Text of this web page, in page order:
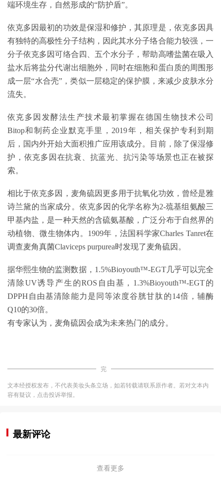
端环境生存，自然形成的“防护盾”。
依克多因最初的功效是保湿和修护，其原理是，依克多因具
有独特的高极性分子结构，因此其水分子络合能力较强，一
分子依克多因可络合四、五个水分子，帮助高嗜盐菌在吸入
盐水后将盐分代谢出细胞外，同时在细胞和蛋白质的周围形
成一层“水合壳”，类似一层稳定的保护膜，来减少皮肤水分
流失。
依克多因发酵法生产技术最初掌握在德国生物技术公司
Bitop和制药企业默克手里，2019年，相关保护专利到期
后，国内外开始大面积推广应用该成分。目前，除了保湿修
护，依克多因在抗衰、抗蓝光、抗污染等场景也正在被探
索。
相比于依克多因，麦角硫因更多用于抗氧化功效，曾经是雅
诗兰黛的当家成分。依克多因的化学名称为2-巯基组氨酸三
甲基内盐，是一种天然的含硫氨基酸，广泛分布于自然界的
动植物、微生物体内。1909年，法国科学家Charles Tanret在
调查麦角真菌Claviceps purpurea时发现了麦角硫因。
据华熙生物的监测数据，1.5%Bioyouth™-EGT几乎可以完全
清除UV诱导产生的ROS自由基，1.3%Bioyouth™-EGT的
DPPH自由基清除能力是同等浓度谷胱甘肽的14倍，辅酶
Q10的30倍。
有专家认为，麦角硫因会成为未来热门的成分。
完
文本经授权发布，不代表美妆头条立场，如若转载请联系原作者。若对文本内
容有疑议，点击投诉举报。
最新评论
查看更多